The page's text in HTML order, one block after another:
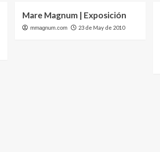
Mare Magnum | Exposición
mmagnum.com 23 de May de 2010